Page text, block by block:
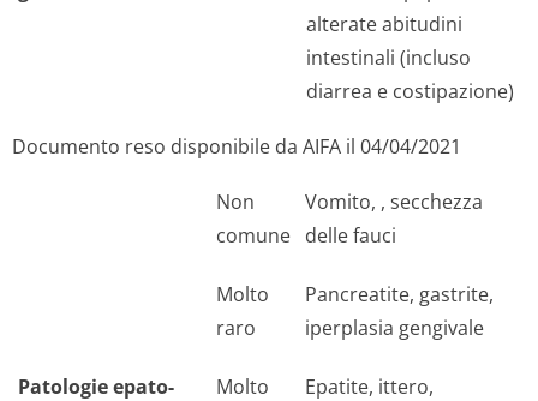
alterate abitudini
intestinali (incluso
diarrea e costipazione)
Documento reso disponibile da AIFA il 04/04/2021
Non
comune
Vomito, , secchezza
delle fauci
Molto
raro
Pancreatite, gastrite,
iperplasia gengivale
Patologie epato-
Molto
Epatite, ittero,